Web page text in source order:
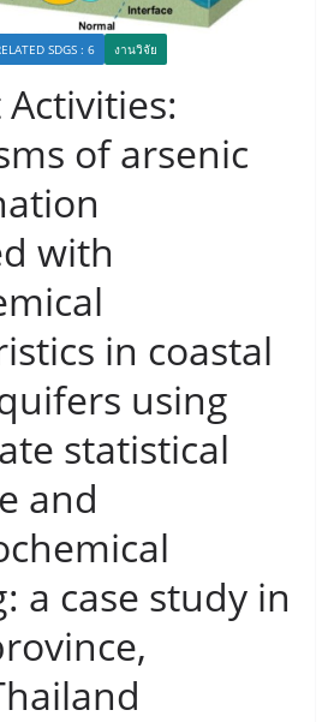
SDGS : 6 งานวิจัย
of arsenic
with
in coastal
using
statistical
and
a case study in